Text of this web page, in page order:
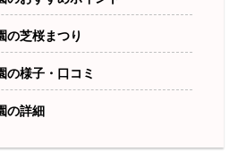
の芝桜まつり
の様子・口コミ
の詳細